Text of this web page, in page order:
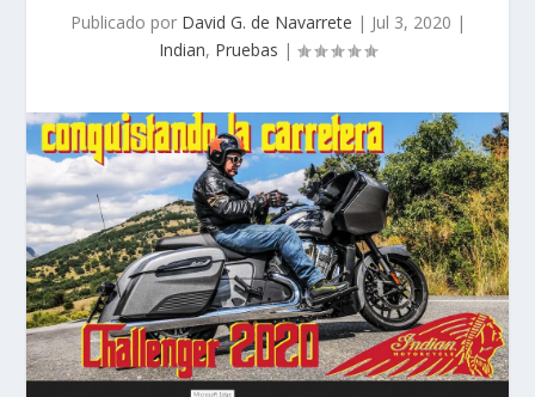
Publicado por David G. de Navarrete | Jul 3, 2020 |
Indian, Pruebas |